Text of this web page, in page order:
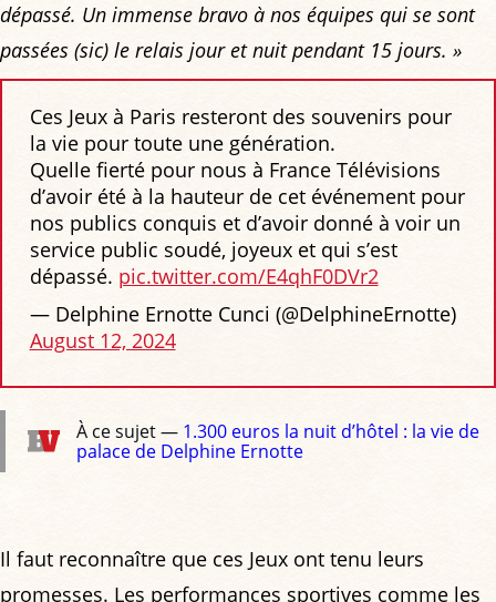
dépassé. Un immense bravo à nos équipes qui se sont
passées (sic) le relais jour et nuit pendant 15 jours. »
Ces Jeux à Paris resteront des souvenirs pour
la vie pour toute une génération.
Quelle fierté pour nous à France Télévisions
d’avoir été à la hauteur de cet événement pour
nos publics conquis et d’avoir donné à voir un
service public soudé, joyeux et qui s’est
dépassé. pic.twitter.com/E4qhF0DVr2
— Delphine Ernotte Cunci (@DelphineErnotte)
August 12, 2024
À ce sujet — 1.300 euros la nuit d’hôtel : la vie de
palace de Delphine Ernotte
Il faut reconnaître que ces Jeux ont tenu leurs
promesses. Les performances sportives comme les